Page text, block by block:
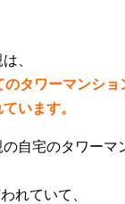
、
のタワーマンショ
います。
自宅のタワーマ
れていて、